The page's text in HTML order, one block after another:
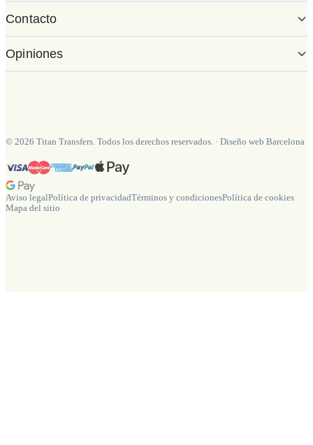
Contacto
Opiniones
© 2026 Titan Transfers. Todos los derechos reservados. · Diseño web Barcelona
Aviso legalPolítica de privacidadTérminos y condicionesPolítica de cookies
Mapa del sitio